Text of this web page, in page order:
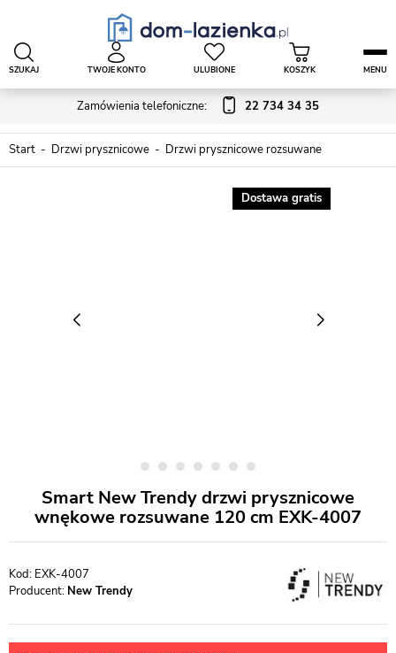
Zamówienia telefoniczne: 22 734 34 35
SZUKAJ TWOJE KONTO ULUBIONE KOSZYK MENU
Start Drzwi prysznicowe Drzwi prysznicowe rozsuwane
Dostawa gratis
Smart New Trendy drzwi prysznicowe
wnękowe rozsuwane 120 cm EXK-4007
EXK-4007
Producent: New Trendy